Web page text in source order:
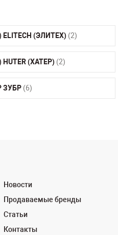
ELITECH (ЭЛИТЕХ) (2)
HUTER (ХАТЕР) (2)
ЗУБР (6)
Новости
Продаваемые бренды
Статьи
Контакты